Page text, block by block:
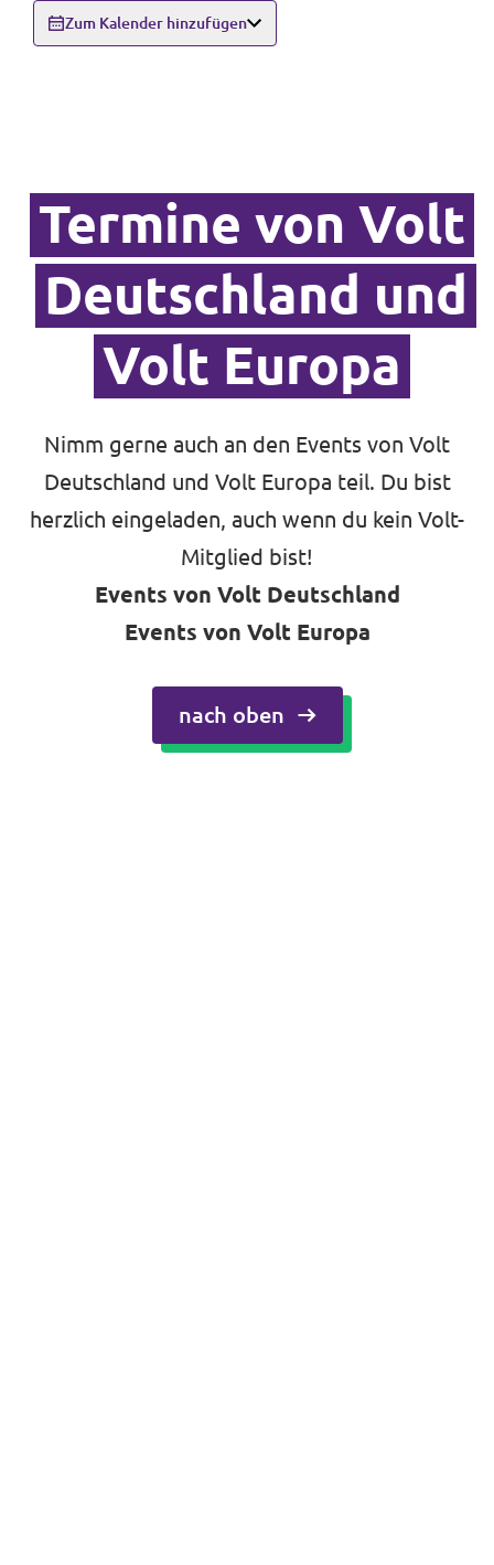
Wahlprüfsteine
Transparenz
Datenschutz
Impressum
Zum Kalender hinzufügen
Termine von Volt
Deutschland und
Volt Europa
Nimm gerne auch an den Events von Volt
Deutschland und Volt Europa teil. Du bist
herzlich eingeladen, auch wenn du kein Volt-
Mitglied bist!
Events von Volt Deutschland
Events von Volt Europa
nach oben